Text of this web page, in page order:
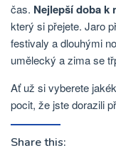
čas. Nejlepší doba k
který si přejete. Jaro
festivaly a dlouhými
umělecký a zima se
Ať už si vyberete
pocit, že jste dorazili
Share this: